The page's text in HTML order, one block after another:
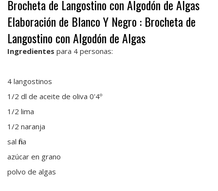
Brocheta de Langostino con Algodón de Algas
Elaboración de Blanco Y Negro : Brocheta de
Langostino con Algodón de Algas
Ingredientes para 4 personas:
4 langostinos
1/2 dl de aceite de oliva 0'4º
1/2 lima
1/2 naranja
sal fina
azúcar en grano
polvo de algas